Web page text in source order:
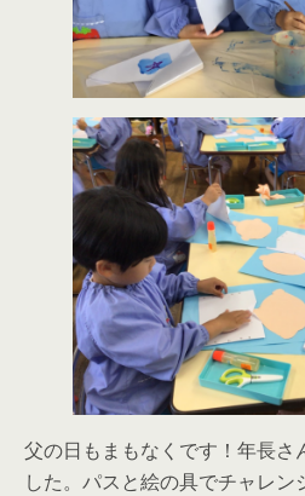
父の日もまもなくです！年長さ
した。パスと絵の具でチャレン